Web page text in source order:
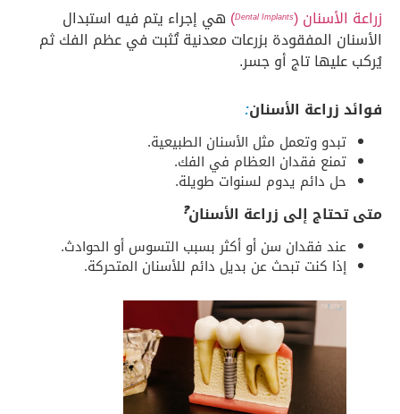
زراعة الأسنان (Dental Implants
) هي إجراء يتم فيه استبدال
الأسنان المفقودة بزرعات معدنية تُثبت في عظم الفك ثم
يُركب عليها تاج أو جسر.
فوائد زراعة الأسنان:
تبدو وتعمل مثل الأسنان الطبيعية.
تمنع فقدان العظام في الفك.
حل دائم يدوم لسنوات طويلة.
متى تحتاج إلى زراعة الأسنان❓
عند فقدان سن أو أكثر بسبب التسوس أو الحوادث.
إذا كنت تبحث عن بديل دائم للأسنان المتحركة.